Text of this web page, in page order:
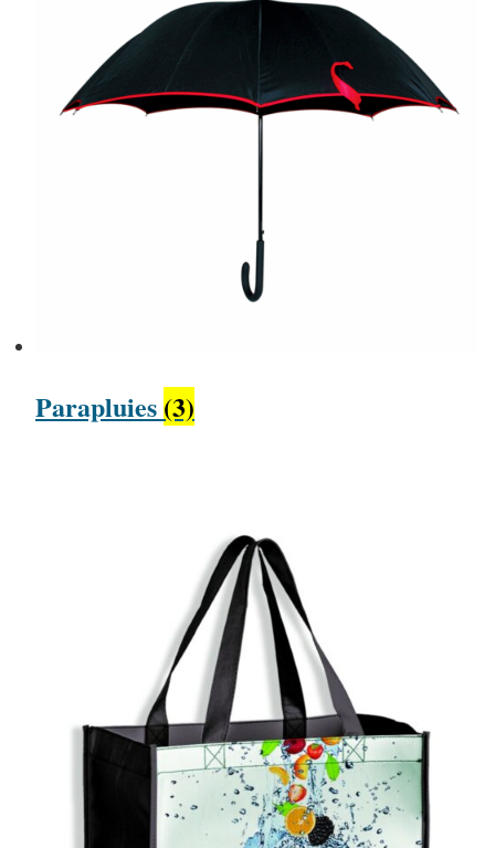
Parapluies (3)